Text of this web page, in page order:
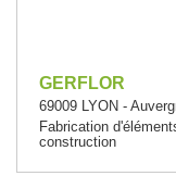
GERFLOR
69009 LYON -
Fabrication
construction